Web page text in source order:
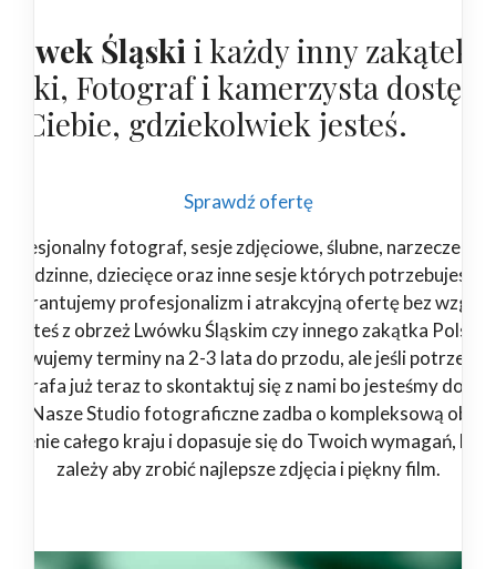
Śląski i każdy inny zakątek
Fotograf i kamerzysta
Ciebie, gdziekolwiek jesteś.
Sprawdź ofertę
fotograf, sesje zdjęciowe, ślubne,
rodzinne, dziecięce oraz inne sesje których potrzebujesz.
profesjonalizm i atrakcyjną ofertę bez
jesteś z obrzeż Lwówku Śląskim czy innego zakątka Polski.
terminy na 2-3 lata do przodu, ale jeśli
już teraz to skontaktuj się z nami bo jesteśmy
7. Nasze Studio fotograficzne zadba o kompleksową
całego kraju i dopasuje się do Twoich wymagań, bo
zależy aby zrobić najlepsze zdjęcia i piękny film.